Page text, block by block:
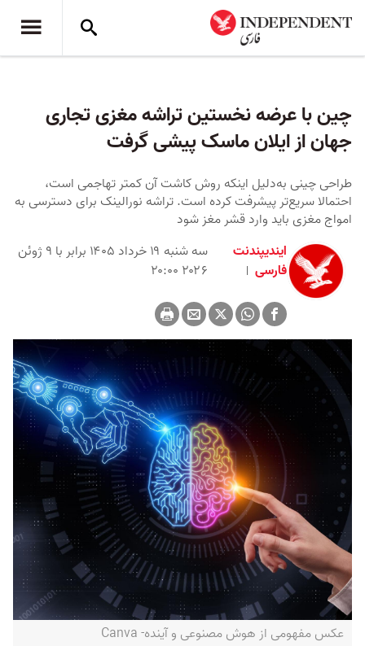
چین با عرضه نخستین تراشه مغزی تجاری
جهان از ایلان ماسک پیشی گرفت
طراحی چینی به‌دلیل اینکه روش کاشت آن کمتر تهاجمی است،
احتمالا سریع‌تر پیشرفت کرده است. تراشه نورالینک برای دسترسی به
امواج مغزی باید وارد قشر مغز شود
ایندیپندنت
فارسی
سه شنبه ۱۹ خرداد ۱۴۰۵ برابر با ۹ ژوئن
۲۰۲۶ ۲۰:۰۰
عکس مفهومی از هوش مصنوعی و آینده‌- Canva